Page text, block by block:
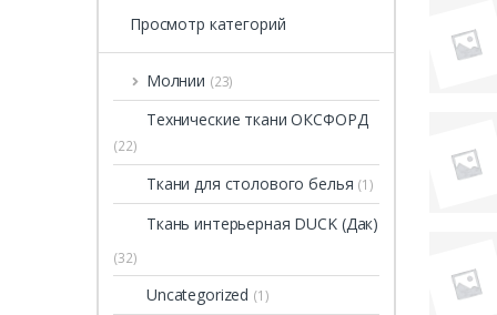
Просмотр категорий
Молнии (23)
Технические ткани ОКСФОРД
(22)
Ткани для столового белья (1)
Ткань интерьерная DUCK (Дак)
(32)
Uncategorized (1)